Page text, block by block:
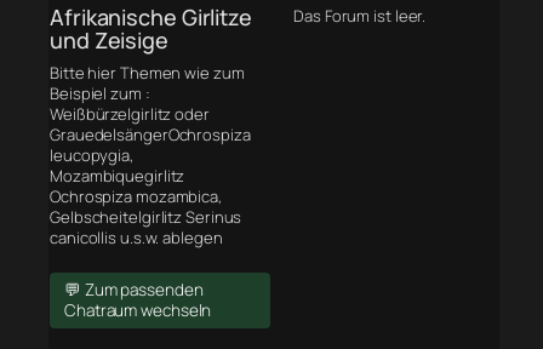
Afrikanische Girlitze
und Zeisige
Bitte hier Themen wie zum
Beispiel zum :
Weißbürzelgirlitz oder
GrauedelsängerOchrospiza
leucopygia,
Mozambiquegirlitz
Ochrospiza mozambica,
Gelbscheitelgirlitz Serinus
canicollis u.s.w. ablegen
💬 Zum passenden
Chatraum wechseln
Das Forum ist leer.